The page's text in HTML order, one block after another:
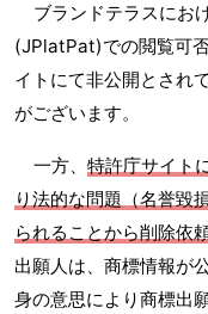
ブランドテラスにお
(JPlatPat)での閲覧可
イトにて非公開とされ
がございます。
一方、 特許庁サイト
り法的な問題（名誉毀
られることから削除依
出願人は、商標情報が
身の意思により商標出